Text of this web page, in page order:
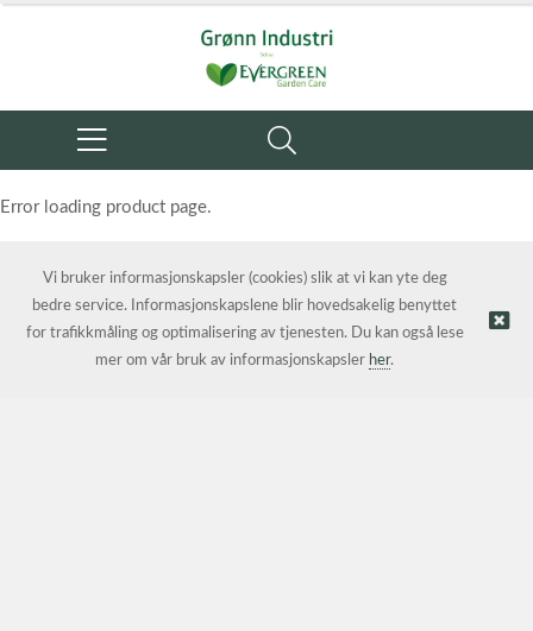
Error loading product page.
© Grønn Industri AS | Nettbutikk levert avKréatif AS
Vi bruker informasjonskapsler (cookies) slik at vi kan yte deg
bedre service. Informasjonskapslene blir hovedsakelig benyttet
for trafikkmåling og optimalisering av tjenesten. Du kan også lese
mer om vår bruk av informasjonskapsler her.